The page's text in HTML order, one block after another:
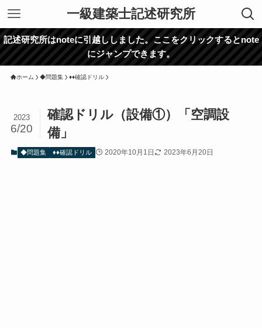
一級建築士記述研究所
記述研究所はnoteに引越ししました。ここをクリックするとnote
にジャンプできます。
ホーム ◆問題集 ♦♦確認ドリル
確認ドリル（設備①）「空調設
備」
2023
6/20
◆問題集 ♦♦確認ドリル 2020年10月1日 2023年6月20日